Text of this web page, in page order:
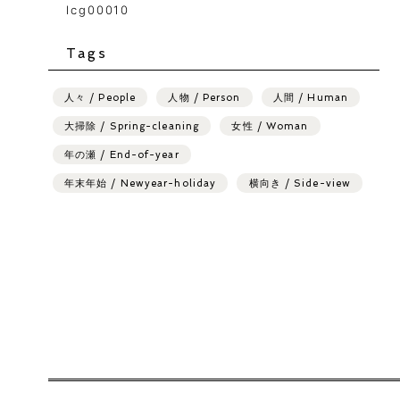
lcg00010
Tags
人々 / People 人物 / Person 人間 / Human
大掃除 / Spring-cleaning 女性 / Woman
年の瀬 / End-of-year
年末年始 / Newyear-holiday 横向き / Side-view